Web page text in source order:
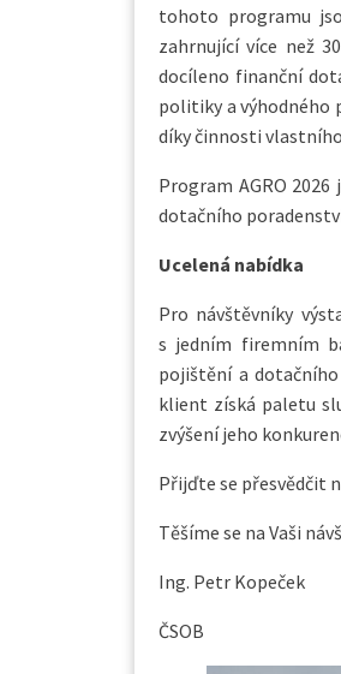
tohoto programu
zahrnující více než
docíleno finanční
politiky a výhodného
díky činnosti
Program AGRO
dotačního
Ucelená nabídka
Pro návštěvníky
s jedním firemním
pojištění a
klient získá paletu
zvýšení jeho
Přijďte se přesvědčit
Těšíme se na Vaši
Ing. Petr Kopeček
ČSOB